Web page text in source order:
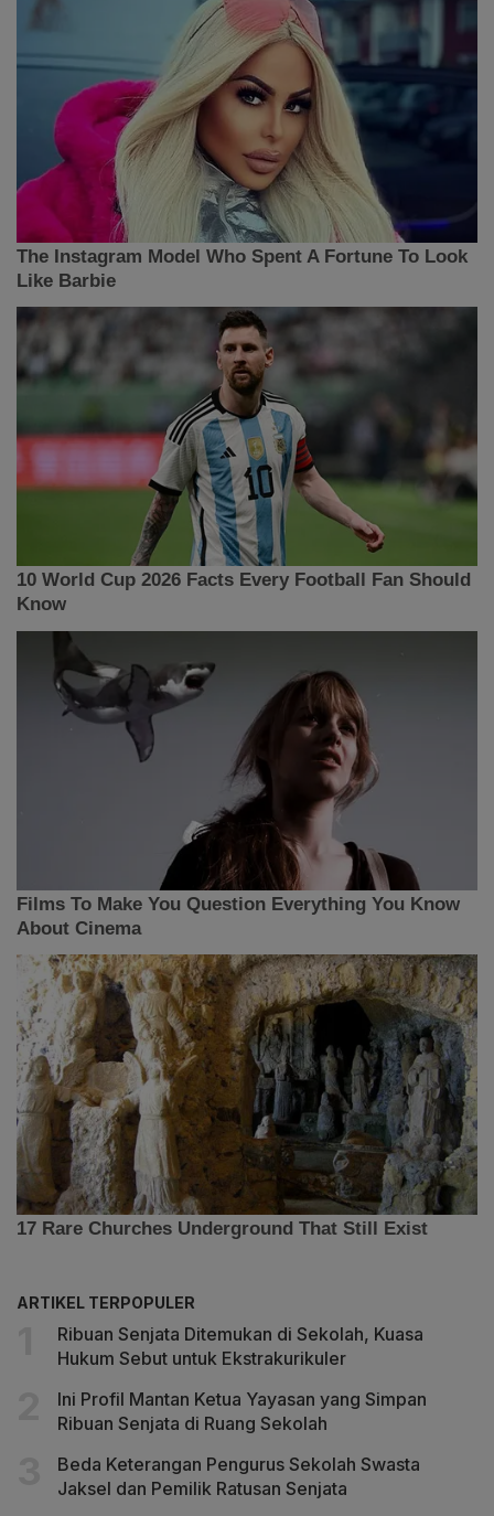
ARTIKEL TERPOPULER
Ribuan Senjata Ditemukan di Sekolah, Kuasa
Hukum Sebut untuk Ekstrakurikuler
Ini Profil Mantan Ketua Yayasan yang Simpan
Ribuan Senjata di Ruang Sekolah
Beda Keterangan Pengurus Sekolah Swasta
Jaksel dan Pemilik Ratusan Senjata